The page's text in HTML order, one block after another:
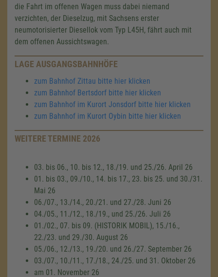
die Fahrt im offenen Wagen muss dabei niemand
verzichten, der Dieselzug, mit Sachsens erster
neumotorisierter Diesellok vom Typ L45H, fährt auch mit
dem offenen Aussichtswagen.
LAGE AUSGANGSBAHNHÖFE
zum Bahnhof Zittau bitte hier klicken
zum Bahnhof Bertsdorf bitte hier klicken
zum Bahnhof im Kurort Jonsdorf bitte hier klicken
zum Bahnhof im Kurort Oybin bitte hier klicken
WEITERE TERMINE 2026
03. bis 06., 10. bis 12., 18./19. und 25./26. April 26
01. bis 03., 09./10., 14. bis 17., 23. bis 25. und 30./31.
Mai 26
06./07., 13./14., 20./21. und 27./28. Juni 26
04./05., 11./12., 18./19., und 25./26. Juli 26
01./02., 07. bis 09. (HISTORIK MOBIL), 15./16.,
22./23. und 29./30. August 26
05./06., 12./13., 19./20. und 26./27. September 26
03./07., 10./11., 17./18., 24./25. und 31. Oktober 26
am 01. November 26